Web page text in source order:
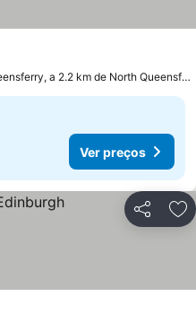
a 2.2 km de North
Ver preços
Partilhar